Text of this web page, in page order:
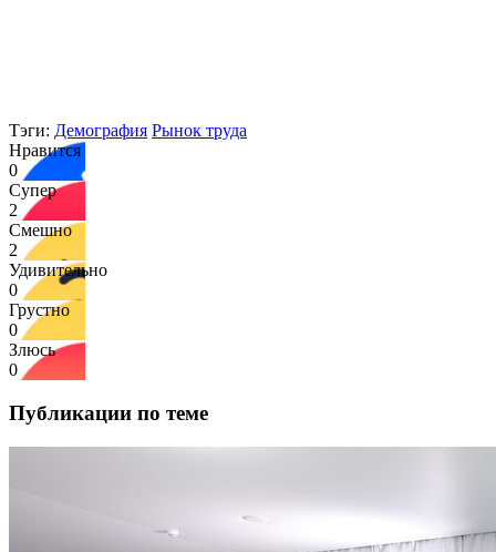
Тэги: Демография Рынок труда
Нравится
0
Супер
2
Смешно
2
Удивительно
0
Грустно
0
Злюсь
0
Публикации по теме